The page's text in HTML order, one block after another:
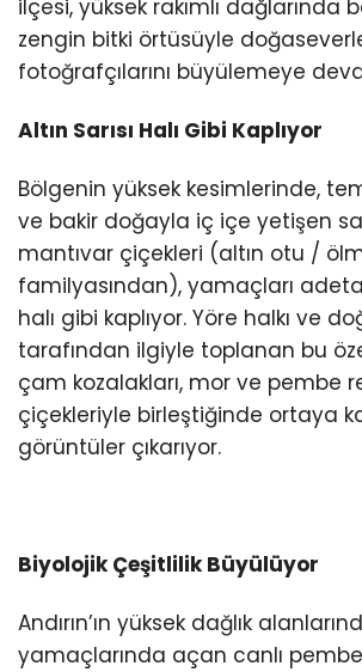
ilçesi, yüksek rakımlı dağlarında
zengin bitki örtüsüyle
fotoğrafçılarını büyülemeye
Altın Sarısı Halı Gibi Kaplıyor
Bölgenin yüksek kesimlerinde,
ve bakir doğayla iç içe yetişen
mantıvar çiçekleri (altın otu /
familyasından), yamaçları adeta
halı gibi kaplıyor. Yöre halkı ve
tarafından ilgiyle toplanan bu
çam kozalakları, mor ve pembe
çiçekleriyle birleştiğinde ortaya
görüntüler çıkarıyor.
Biyolojik Çeşitlilik Büyülüyor
Andırın’ın yüksek dağlık
yamaçlarında açan canlı